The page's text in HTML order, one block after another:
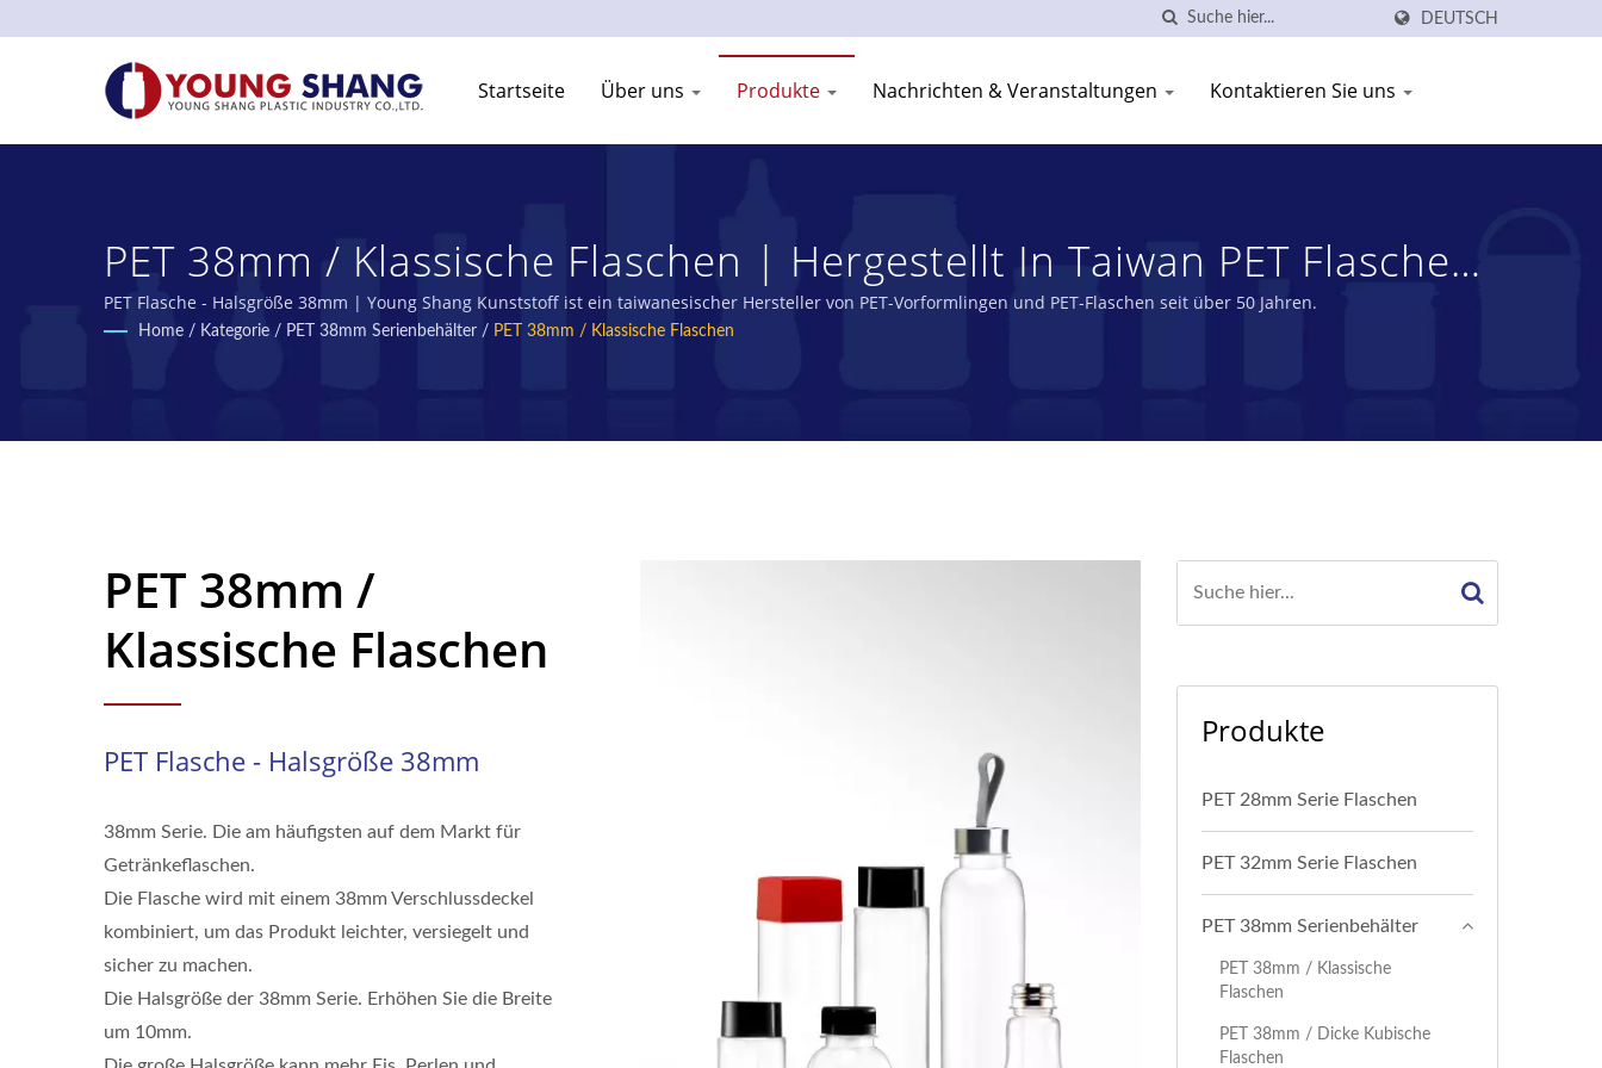
DEUTSCH
Startseite Über uns Produkte Nachrichten & Veranstaltungen Kontaktieren Sie uns
PET 38mm / Klassische Flaschen | Hergestellt In Taiwan PET Flaschen
Und Gläser Hersteller | YOUNG SHANG PLASTIC INDUSTRY CO., LTD.
PET Flasche - Halsgröße 38mm | Young Shang Kunststoff ist ein taiwanesischer Hersteller von PET-Vorformlingen und PET-Flaschen seit über 50 Jahren.
Home / Kategorie / PET 38mm Serienbehälter / PET 38mm / Klassische Flaschen
PET 38mm /
Klassische Flaschen
PET Flasche - Halsgröße 38mm
38mm Serie. Die am häufigsten auf dem Markt für
Getränkeflaschen.
Die Flasche wird mit einem 38mm Verschlussdeckel
kombiniert, um das Produkt leichter, versiegelt und
sicher zu machen.
Die Halsgröße der 38mm Serie. Erhöhen Sie die Breite
um 10mm.
Produkte
PET 28mm Serie Flaschen
PET 32mm Serie Flaschen
PET 38mm Serienbehälter
PET 38mm / Klassische
Flaschen
PET 38mm / Dicke Kubische
Flaschen